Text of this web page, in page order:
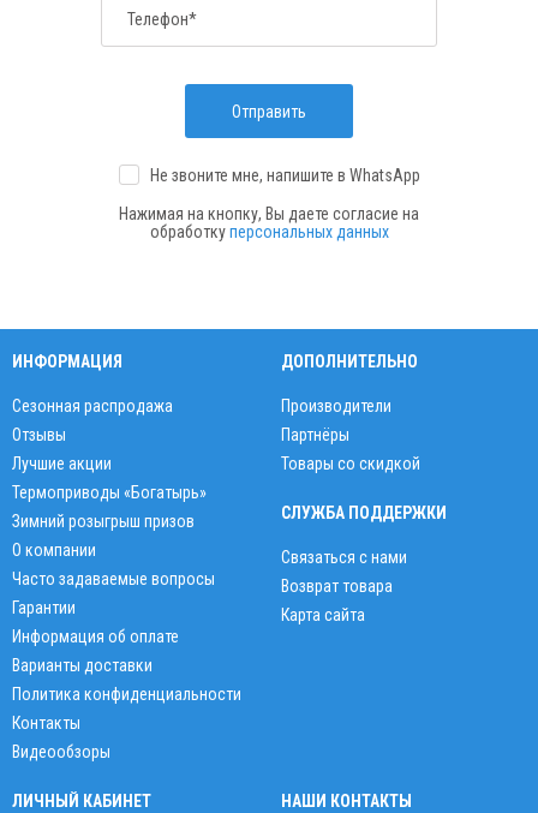
Телефон*
Отправить
Не звоните мне, напишите в WhatsApp
Нажимая на кнопку, Вы даете согласие на
обработкуперсональных данных
ИНФОРМАЦИЯ
Сезонная распродажа
Отзывы
Лучшие акции
Термоприводы «Богатырь»
Зимний розыгрыш призов
О компании
Часто задаваемые вопросы
Гарантии
Информация об оплате
Варианты доставки
Политика конфиденциальности
Контакты
Видеообзоры
ДОПОЛНИТЕЛЬНО
Производители
Партнёры
Товары со скидкой
СЛУЖБА ПОДДЕРЖКИ
Связаться с нами
Возврат товара
Карта сайта
ЛИЧНЫЙ КАБИНЕТ НАШИ КОНТАКТЫ